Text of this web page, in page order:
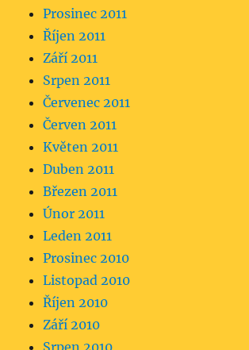
Prosinec 2011
Říjen 2011
Září 2011
Srpen 2011
Červenec 2011
Červen 2011
Květen 2011
Duben 2011
Březen 2011
Únor 2011
Leden 2011
Prosinec 2010
Listopad 2010
Říjen 2010
Září 2010
Srpen 2010